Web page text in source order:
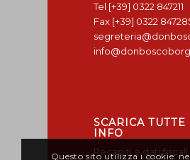
Tel [+39] 0322 847211
Fax [+39] 0322
SCARICA TUTTE
INFO
Recapiti e dati fiscali
Questo sito utilizza i cookie: